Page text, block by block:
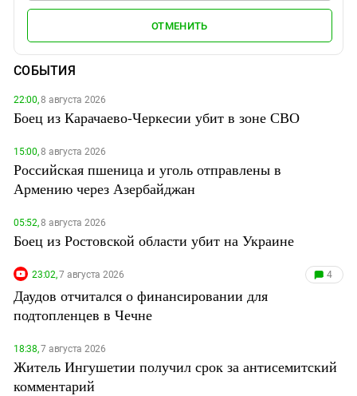
ОТМЕНИТЬ
СОБЫТИЯ
22:00,8 августа 2026
Боец из Карачаево-Черкесии убит в зоне СВО
15:00,8 августа 2026
Российская пшеница и уголь отправлены в
Армению через Азербайджан
05:52,8 августа 2026
Боец из Ростовской области убит на Украине
23:02,7 августа 2026 4
Даудов отчитался о финансировании для
подтопленцев в Чечне
18:38,7 августа 2026
Житель Ингушетии получил срок за антисемитский
комментарий